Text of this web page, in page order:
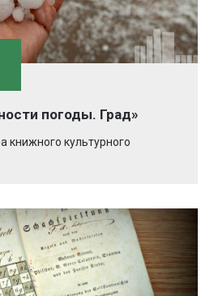
погоды. Град»
книжного культурного